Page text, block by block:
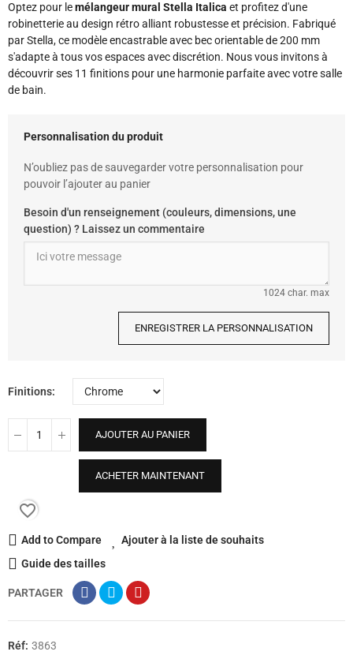
Optez pour lemélangeur mural Stella Italica et profitez d'une
robinetterie au design rétro alliant robustesse et précision. Fabriqué
par Stella, ce modèle encastrable avec bec orientable de 200 mm
s'adapte à tous vos espaces avec discrétion. Nous vous invitons à
découvrir ses 11 finitions pour une harmonie parfaite avec votre salle
de bain.
Personnalisation du produit
N’oubliez pas de sauvegarder votre personnalisation pour
pouvoir l’ajouter au panier
Besoin d'un renseignement (couleurs, dimensions, une
question) ? Laissez un commentaire
1024 char. max
ENREGISTRER LA PERSONNALISATION
Finitions
AJOUTER AU PANIER
ACHETER MAINTENANT
favorite_border
Add to Compare
Ajouter à la liste de souhaits
Guide des tailles
PARTAGER
Réf: 3863